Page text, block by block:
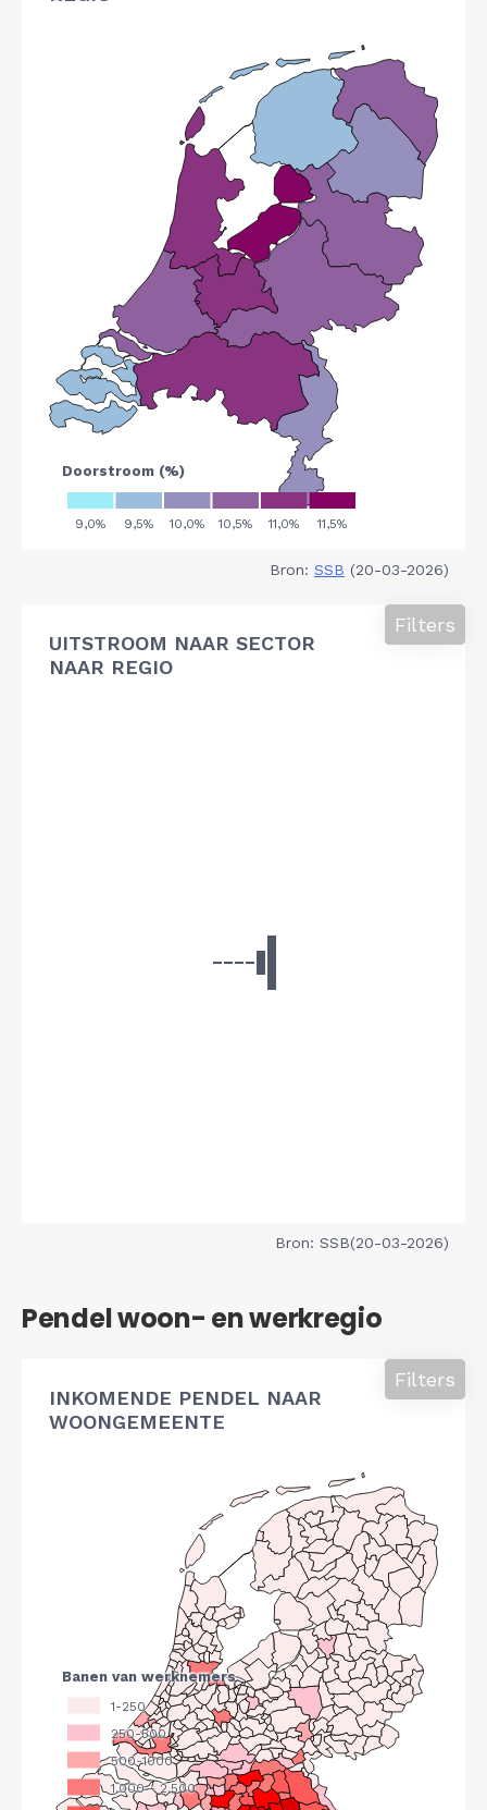
Bron: SSB (20-03-2026)
UITSTROOM NAAR SECTOR
NAAR REGIO
Filters
Bron: SSB(20-03-2026)
Pendel woon- en werkregio
INKOMENDE PENDEL NAAR
WOONGEMEENTE
Filters